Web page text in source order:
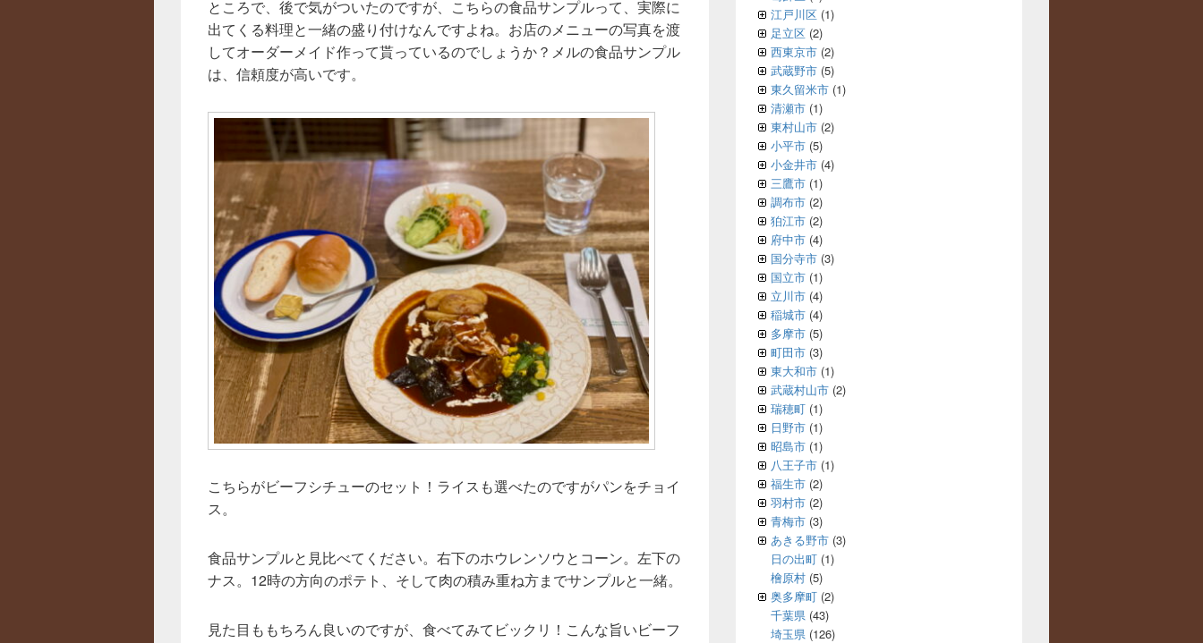
ところで、後で気がついたのですが、こちらの食品サンプルって、実際に
出てくる料理と一緒の盛り付けなんですよね。お店のメニューの写真を渡
してオーダーメイド作って貰っているのでしょうか？メルの食品サンプル
は、信頼度が高いです。
こちらがビーフシチューのセット！ライスも選べたのですがパンをチョイ
ス。
食品サンプルと見比べてください。右下のホウレンソウとコーン。左下の
ナス。12時の方向のポテト、そして肉の積み重ね方までサンプルと一緒。
見た目ももちろん良いのですが、食べてみてビックリ！こんな旨いビーフ
江戸川区 (1)
足立区 (2)
西東京市 (2)
武蔵野市 (5)
東久留米市 (1)
清瀬市 (1)
東村山市 (2)
小平市 (5)
小金井市 (4)
三鷹市 (1)
調布市 (2)
狛江市 (2)
府中市 (4)
国分寺市 (3)
国立市 (1)
立川市 (4)
稲城市 (4)
多摩市 (5)
町田市 (3)
東大和市 (1)
武蔵村山市 (2)
瑞穂町 (1)
日野市 (1)
昭島市 (1)
八王子市 (1)
福生市 (2)
羽村市 (2)
青梅市 (3)
あきる野市 (3)
日の出町 (1)
檜原村 (5)
奥多摩町 (2)
千葉県 (43)
埼玉県 (126)